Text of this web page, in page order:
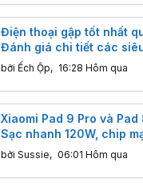
Điện thoại gập tốt nhất
Đánh giá chi tiết các
bởi Ếch Ộp, 16:28 Hôm qua
Xiaomi Pad 9 Pro và Pad
Sạc nhanh 120W, chip
bởi Sussie, 06:01 Hôm qua